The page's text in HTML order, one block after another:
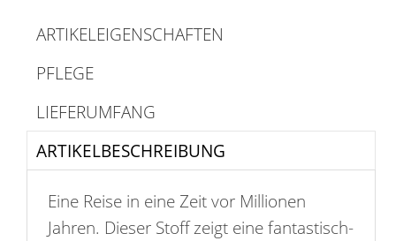
ARTIKELBESCHREIBUNG
ARTIKELEIGENSCHAFTEN
PFLEGE
LIEFERUMFANG
Eine Reise in eine Zeit vor Millionen
Jahren. Dieser Stoff zeigt eine fantastisch-